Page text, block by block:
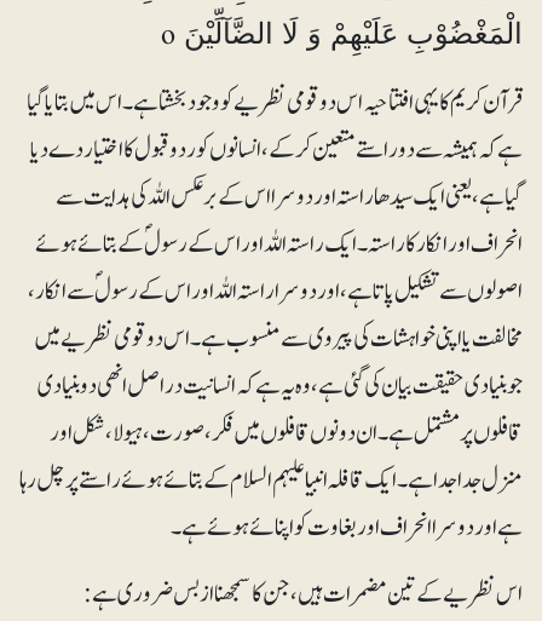
الْمَغْضُوْبِ عَلَیْھِمْ وَ لَا الضَّآلِّیْنَ o
قرآن کریم کا یہی افتتاحیہ اس دو قومی نظریے کو وجود بخشتا ہے۔ اس میں بتایا گیا
ہے کہ ہمیشہ سے دوراستے متعین کرکے، انسانوں کو رد و قبول کا اختیار دے دیا
گیا ہے، یعنی ایک سیدھا راستہ اور دوسرا اس کے برعکس اللہ کی ہدایت سے
انحراف اور انکار کا راستہ۔ ایک راستہ اللہ اور اس کے رسولؐ کے بتائے ہوئے
اصولوں سے تشکیل پاتا ہے، اور دوسرا راستہ اللہ اور اس کے رسولؐ سے انکار،
مخالفت یا اپنی خواہشات کی پیروی سے منسوب ہے۔ اس دو قومی نظریے میں
جو بنیادی حقیقت بیان کی گئی ہے، وہ یہ ہے کہ انسانیت دراصل انھی دو بنیادی
قافلوں پر مشتمل ہے۔ ان دونوں قافلوں میں فکر، صورت، ہیولا، شکل اور
منزل جدا جدا ہے۔ ایک قافلہ انبیا علیہم السلام کے بتائے ہوئے راستے پر چل رہا
ہے اور دوسرا انحراف اور بغاوت کو اپنائے ہوئے ہے۔
اس نظریے کے تین مضمرات ہیں، جن کا سمجھنا از بس ضروری ہے: